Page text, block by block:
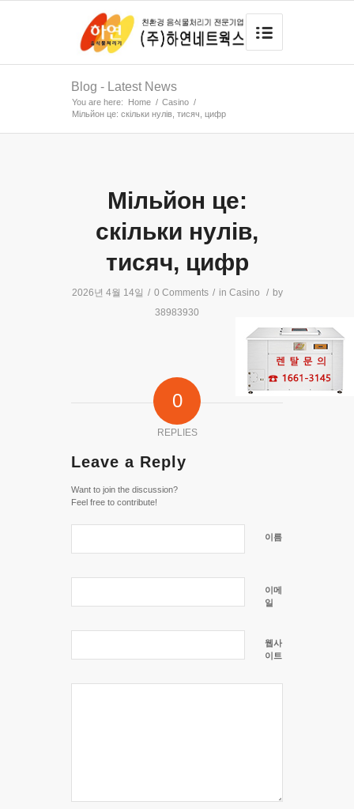
Blog - Latest News
You are here: Home / Casino /
Мільйон це: скільки нулів, тисяч, цифр
Мільйон це:
скільки нулів,
тисяч, цифр
2026년 4월 14일 / 0 Comments / in Casino / by
38983930
0
REPLIES
Leave a Reply
Want to join the discussion?
Feel free to contribute!
이름
이메
일
웹사
이트